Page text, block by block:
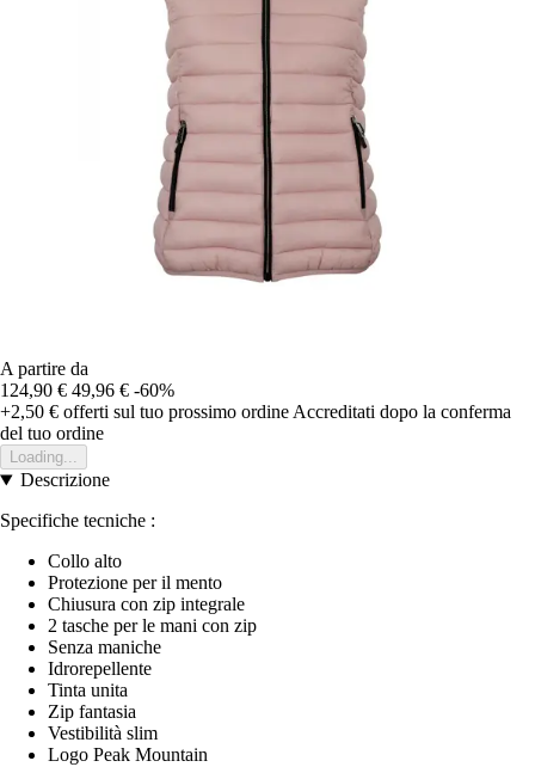
A partire da
124,90 € 49,96 € -60%
+2,50 € offerti sul tuo prossimo ordine Accreditati dopo la conferma
del tuo ordine
Loading...
Descrizione
Specifiche tecniche :
Collo alto
Protezione per il mento
Chiusura con zip integrale
2 tasche per le mani con zip
Senza maniche
Idrorepellente
Tinta unita
Zip fantasia
Vestibilità slim
Logo Peak Mountain